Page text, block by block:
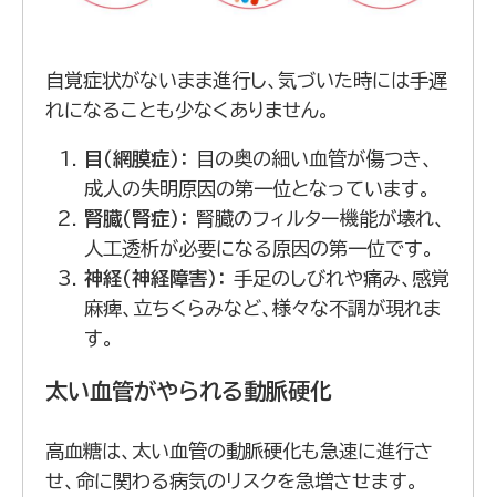
自覚症状がないまま進行し、気づいた時には手遅
れになることも少なくありません。
目（網膜症）：
目の奥の細い血管が傷つき、
成人の失明原因の第一位となっています。
腎臓（腎症）： 腎臓のフィルター機能が壊れ、
人工透析が必要になる原因の第一位です。
神経（神経障害）： 手足のしびれや痛み、感覚
麻痺、立ちくらみなど、様々な不調が現れま
す。
太い血管がやられる動脈硬化
高血糖は、太い血管の動脈硬化も急速に進行さ
せ、命に関わる病気のリスクを急増させます。